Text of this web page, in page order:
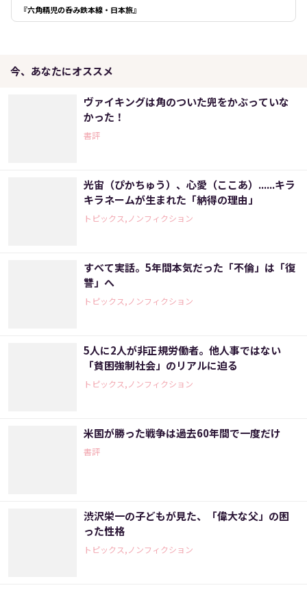
『六角精児の呑み鉄本線・日本旅』
今、あなたにオススメ
ヴァイキングは角のついた兜をかぶっていな
かった！
書評
光宙（ぴかちゅう）、心愛（ここあ）......キラ
キラネームが生まれた「納得の理由」
トピックス,ノンフィクション
すべて実話。5年間本気だった「不倫」は「復
讐」へ
トピックス,ノンフィクション
5人に2人が非正規労働者。他人事ではない
「貧困強制社会」のリアルに迫る
トピックス,ノンフィクション
米国が勝った戦争は過去60年間で一度だけ
書評
渋沢栄一の子どもが見た、「偉大な父」の困
った性格
トピックス,ノンフィクション